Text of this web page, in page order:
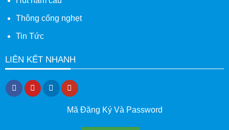
Thông cống nghẹt
Tin Tức
LIÊN KẾT NHANH
Mã Đăng Ký Và Password